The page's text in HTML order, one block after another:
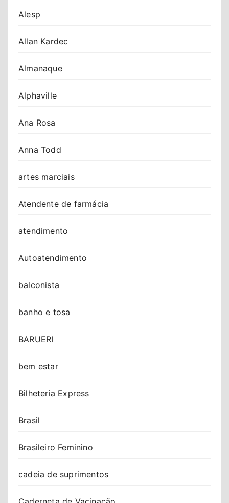
Alesp
Allan Kardec
Almanaque
Alphaville
Ana Rosa
Anna Todd
artes marciais
Atendente de farmácia
atendimento
Autoatendimento
balconista
banho e tosa
BARUERI
bem estar
Bilheteria Express
Brasil
Brasileiro Feminino
cadeia de suprimentos